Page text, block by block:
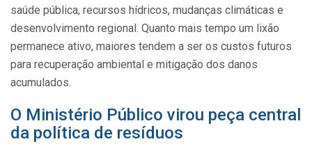
saúde pública, recursos hídricos, mudanças climáticas e
desenvolvimento regional. Quanto mais tempo um lixão
permanece ativo, maiores tendem a ser os custos futuros
para recuperação ambiental e mitigação dos danos
acumulados.
O Ministério Público virou peça central
da política de resíduos